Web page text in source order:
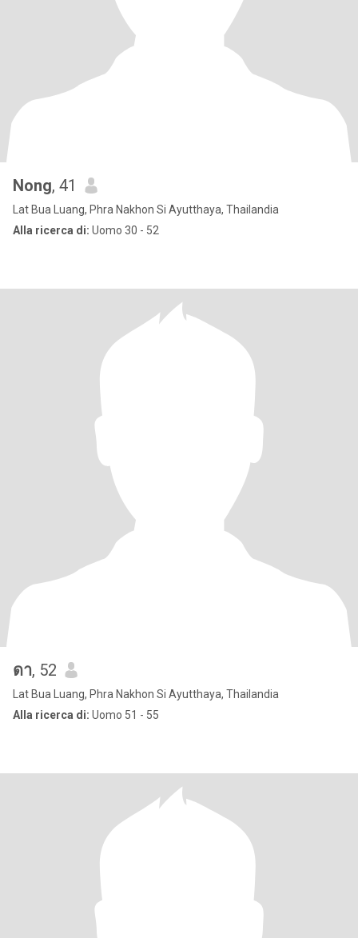
Nong, 41
Lat Bua Luang, Phra Nakhon Si Ayutthaya, Thailandia
Alla ricerca di: Uomo 30 - 52
ดา, 52
Lat Bua Luang, Phra Nakhon Si Ayutthaya, Thailandia
Alla ricerca di: Uomo 51 - 55